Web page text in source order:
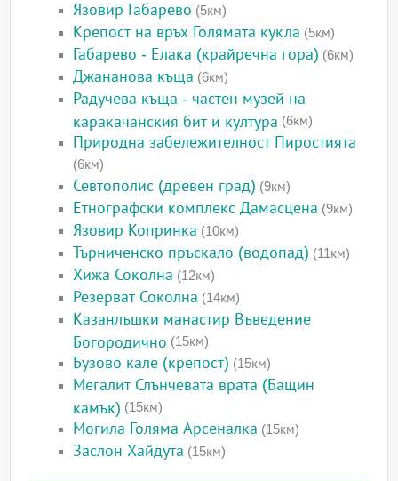
Язовир Габарево (5км)
Крепост на връх Голямата кукла (5км)
Габарево - Елака (крайречна гора) (6км)
Джананова къща (6км)
Радучева къща - частен музей на
каракачанския бит и култура (6км)
Природна забележителност Пиростията
(6км)
Севтополис (древен град) (9км)
Етнографски комплекс Дамасцена (9км)
Язовир Копринка (10км)
Търниченско пръскало (водопад) (11км)
Хижа Соколна (12км)
Резерват Соколна (14км)
Казанлъшки манастир Въведение
Богородично (15км)
Бузово кале (крепост) (15км)
Мегалит Слънчевата врата (Бащин
камък) (15км)
Могила Голяма Арсеналка (15км)
Заслон Хайдута (15км)